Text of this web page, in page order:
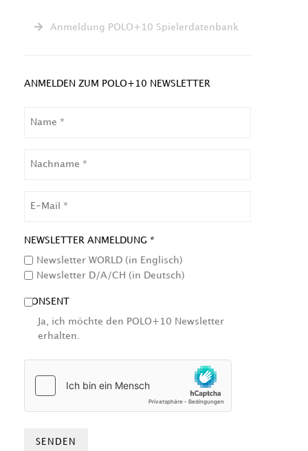
Anmeldung POLO+10 Spielerdatenbank
ANMELDEN ZUM POLO+10 NEWSLETTER
NEWSLETTER ANMELDUNG *
Newsletter WORLD (in Englisch)
Newsletter D/A/CH (in Deutsch)
CONSENT
Ja, ich möchte den POLO+10 Newsletter
erhalten.